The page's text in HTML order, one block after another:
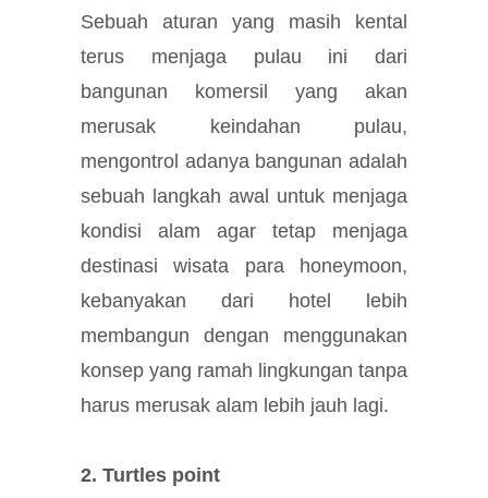
Sebuah aturan yang masih kental
terus menjaga pulau ini dari
bangunan komersil yang akan
merusak keindahan pulau,
mengontrol adanya bangunan adalah
sebuah langkah awal untuk menjaga
kondisi alam agar tetap menjaga
destinasi wisata para honeymoon,
kebanyakan dari hotel lebih
membangun dengan menggunakan
konsep yang ramah lingkungan tanpa
harus merusak alam lebih jauh lagi.
2. Turtles point